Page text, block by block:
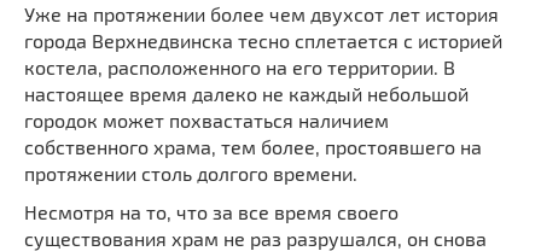
Памятники геодезии
Памятники природы
Памятники известным людям
Церкви
Мечети
Выберите область
Выберите район
Выберите населенный пункт
Выберите направление
Уже на протяжении более чем двухсот лет история
города Верхнедвинска тесно сплетается с историей
костела, расположенного на его территории. В
настоящее время далеко не каждый небольшой
городок может похвастаться наличием
собственного храма, тем более, простоявшего на
протяжении столь долгого времени.
Несмотря на то, что за все время своего
существования храм не раз разрушался, он снова